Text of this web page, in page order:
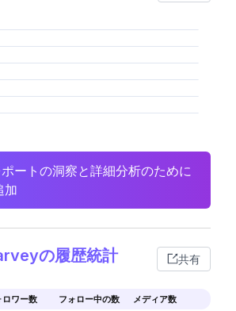
ートの洞察と詳細分析のために
加
の履歴統計 共有
ロワー数 フォロー中の数 メディア数